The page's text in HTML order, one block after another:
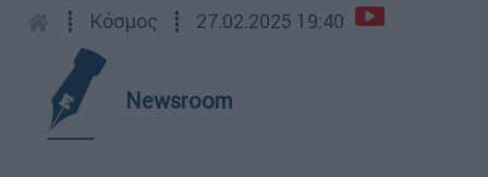
┋ Κόσμος ┋ 27.02.2025 19:40
Newsroom